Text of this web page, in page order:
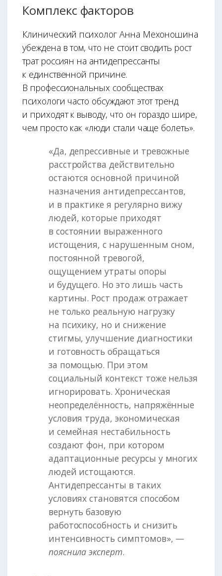
Комплекс факторов
Клинический психолог Анна Мехоношина
убеждена в том, что не стоит сводить рост
трат россиян на антидепрессанты
к единственной причине.
В профессиональных сообществах
психологи часто обсуждают этот тренд
и приходят к выводу, что он гораздо шире,
чем просто как «люди стали чаще болеть».
«Да, депрессивные и тревожные
расстройства действительно
остаются основной причиной
назначения антидепрессантов,
и в практике я регулярно вижу
людей, которые приходят
в состоянии выраженного
истощения, с нарушенным сном,
постоянной тревогой,
ощущением утраты опоры
и будущего. Но это лишь часть
картины. Рост продаж отражает
не только реальную нагрузку
на психику, но и снижение
стигмы, улучшение диагностики
и готовность обращаться
за помощью. При этом
социальный контекст тоже нельзя
игнорировать. Хроническая
неопределённость, напряжённые
условия труда, экономическая
и семейная нестабильность
создают фон, при котором
адаптационные ресурсы у многих
людей истощаются.
Антидепрессанты в таких
условиях становятся способом
вернуть базовую
работоспособность и снизить
интенсивность симптомов», —
пояснила эксперт.